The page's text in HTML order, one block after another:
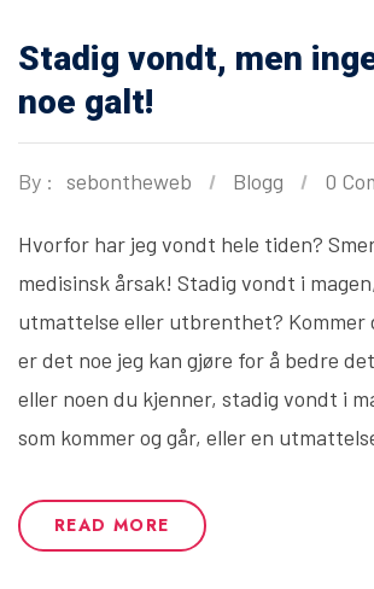
Stadig vondt, men
noe galt!
By : sebontheweb Blogg 0
Hvorfor har jeg vondt hele tiden?
medisinsk årsak! Stadig vondt i
utmattelse eller utbrenthet? Kommer
er det noe jeg kan gjøre for å bedre
eller noen du kjenner, stadig vondt i
som kommer og går, eller en
READ MORE